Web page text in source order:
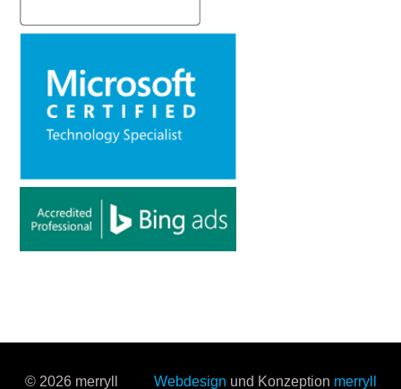
© 2026 merryll Webdesign und Konzeption merryll